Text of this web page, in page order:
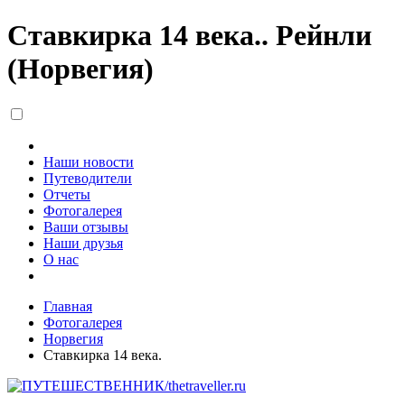
Ставкирка 14 века.. Рейнли
(Норвегия)
Наши новости
Путеводители
Отчеты
Фотогалерея
Ваши отзывы
Наши друзья
О нас
Главная
Фотогалерея
Норвегия
Ставкирка 14 века.